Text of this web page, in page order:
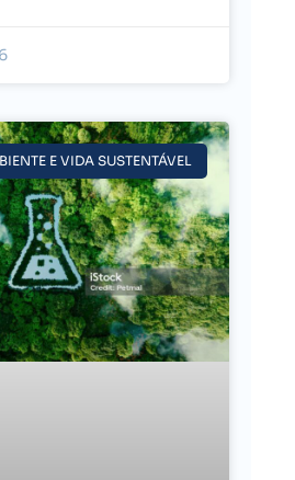
E VIDA SUSTENTÁVEL